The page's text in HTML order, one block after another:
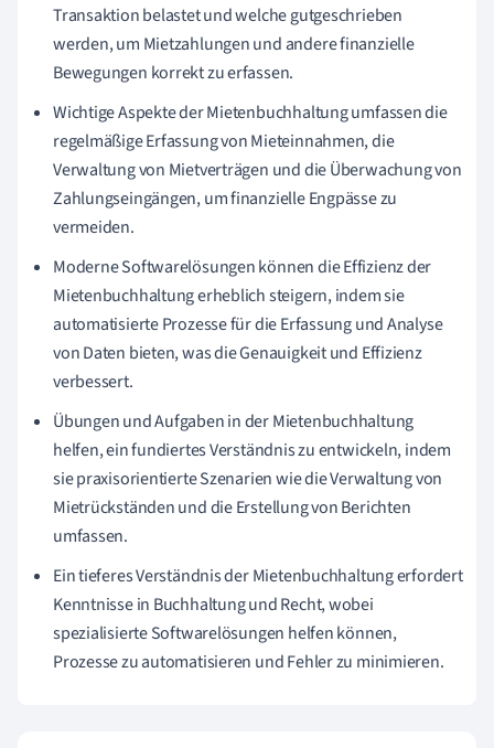
Transaktion belastet und welche gutgeschrieben
werden, um Mietzahlungen und andere finanzielle
Bewegungen korrekt zu erfassen.
Wichtige Aspekte der Mietenbuchhaltung umfassen die
regelmäßige Erfassung von Mieteinnahmen, die
Verwaltung von Mietverträgen und die Überwachung von
Zahlungseingängen, um finanzielle Engpässe zu
vermeiden.
Moderne Softwarelösungen können die Effizienz der
Mietenbuchhaltung erheblich steigern, indem sie
automatisierte Prozesse für die Erfassung und Analyse
von Daten bieten, was die Genauigkeit und Effizienz
verbessert.
Übungen und Aufgaben in der Mietenbuchhaltung
helfen, ein fundiertes Verständnis zu entwickeln, indem
sie praxisorientierte Szenarien wie die Verwaltung von
Mietrückständen und die Erstellung von Berichten
umfassen.
Ein tieferes Verständnis der Mietenbuchhaltung erfordert
Kenntnisse in Buchhaltung und Recht, wobei
spezialisierte Softwarelösungen helfen können,
Prozesse zu automatisieren und Fehler zu minimieren.